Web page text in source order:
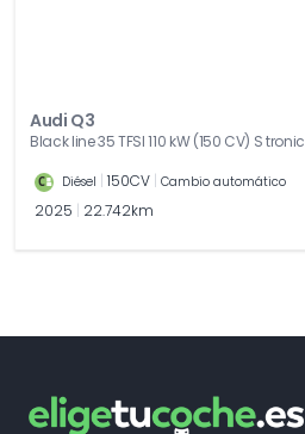
Audi Q3
Black line 35 TFSI 110 kW (150 CV) S tronic
Diésel 150CV Cambio automático
2025 22.742km